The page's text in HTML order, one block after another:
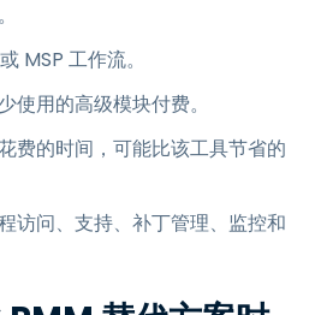
MSP 工作流。
使用的高级模块付费。
费的时间，可能比该工具节省的
访问、支持、补丁管理、监控和